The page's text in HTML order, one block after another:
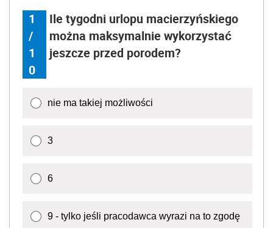
1
/
1
0
Ile tygodni urlopu macierzyńskiego
można maksymalnie wykorzystać
jeszcze przed porodem?
nie ma takiej możliwości
3
6
9 - tylko jeśli pracodawca wyrazi na to zgodę